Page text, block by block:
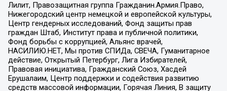
Лилит, Правозащитная группа Гражданин.Армия.Право,
Нижегородский центр немецкой и европейской культуры,
Центр гендерных исследований, Фонд защиты прав
граждан Штаб, Институт права и публичной политики,
Фонд борьбы с коррупцией, Альянс врачей,
НАСИЛИЮ.НЕТ, Мы против СПИДа, СВЕЧА, Гуманитарное
действие, Открытый Петербург, Лига Избирателей,
Правовая инициатива, Гражданский Союз, Хасдей
Ерушалаим, Центр поддержки и содействия развитию
средств массовой информации, Горячая Линия, В защиту